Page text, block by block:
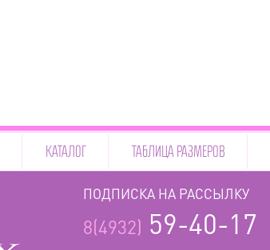
КАТАЛОГ ТАБЛИЦА РАЗМЕРОВ
ПОДПИСКА НА РАССЫЛКУ
8(4932) 59-40-17